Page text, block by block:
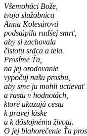
Všemohúci Bože,
tvoja služobnica
Anna Kolesárová
podstúpila radšej smrť,
aby si zachovala
čistotu srdca a tela.
Prosíme Ťa,
na jej orodovanie
vypočuj našu prosbu,
aby sme ju mohli
a rastu v hodnotách,
ktoré ukazujú cestu
k pravej láske
a k dôstojnému životu.
O jej blahorečenie Ťa